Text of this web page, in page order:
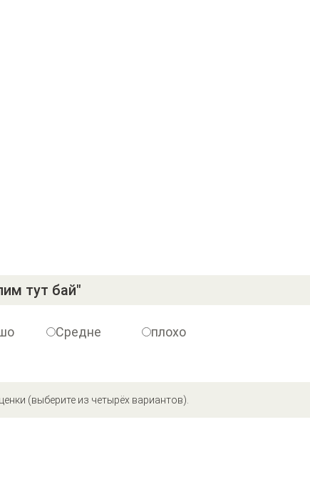
тут бай"
Средне плохо
(выберите из четырёх вариантов).